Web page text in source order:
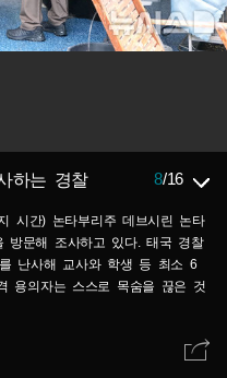
하는 경찰 8/16
시간) 논타부리주 데브시린 논타
방문해 조사하고 있다. 태국 경찰
난사해 교사와 학생 등 최소 6
용의자는 스스로 목숨을 끊은 것